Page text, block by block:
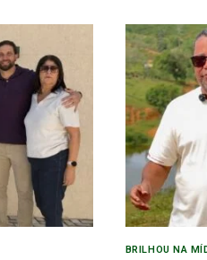
BRILHOU NA